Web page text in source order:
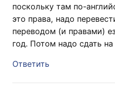
поскольку там по-
это права, надо
переводом (и правами)
год. Потом надо сдать
Ответить